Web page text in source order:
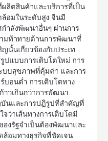
ลิตสินค้าและบริการที่เป็น
อมในระดับสูง จีนมี
ำลังพัฒนาอื่นๆ ผ่านการ
มท้าทายด้านการพัฒนาที่
นั้นเกี่ยวข้องกับประเท
ปแบบการเติบโตใหม่ การ
ะบบสุขภาพที่คุ้มค่า และการ
บอนต่ำ การเติบโตทาง
าวเกินกว่าการพัฒนา
บันและการปฏิรูปที่สำคัญที่
ว่าเส้นทางการเติบโตมี
งรัฐจำเป็นต้องพัฒนาและ
ล้อมทางธุรกิจที่ชัดเจน